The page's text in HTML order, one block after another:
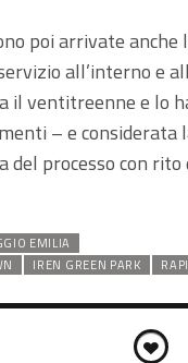
poi arrivate
all’interno e
il ventitreenne e lo
– e
processo con
EMILIA
IREN GREEN PARK